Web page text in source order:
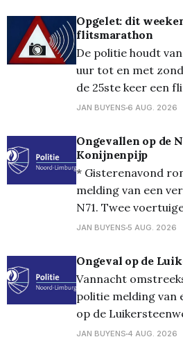
autopomp
aangedreven
waarde van 30.000
o.a. een
Opgelet: dit
flitsmarathon
De politie houdt
uur tot en met
de 25ste keer een
over het hele land
zowel met
radars. Opletten
uiteraard ook
JAN BUYENS 6 AUG. 2026
Ongevallen op de
Konijnenpijp
* Gisterenavond
melding van een
N71. Twee
aanrijding waarbij
voor de nodige
gebracht en de
Gisteren omstreeks
melding
JAN BUYENS 5 AUG. 2026
Ongeval op de
Vannacht
politie melding van
op de
een wagen maakte
JAN BUYENS 4 AUG. 2026